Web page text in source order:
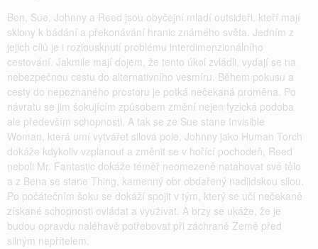
Ben, Sue, Johnny a Reed jsou obyčejní mladí outsideři, kteří mají
sklony k bádání a překonávání hranic známého světa. Jedním z
jejich cílů je i rozlousknutí problému interdimenzionálního
cestování. Jakmile mají dojem, že tento úkol zvládli, vydají se na
nebezpečnou cestu do alternativního vesmíru. Během pokusu a
cesty do nepoznaného prostoru je potká nečekaná proměna. Po
návratu se jim šokujícím způsobem změní nejen fyzická podoba
ale především schopnosti. A tak se ze Sue stane Invisible
Woman, která umí vytvářet silová pole, Johnny jako Human Torch
dokáže kdykoliv vzplanout a změnit se v hořící pochodeň, Reed
neboli Mr. Fantastic dokáže téměř neomezeně natahovat své tělo
a z Bena se stane Thing, kamenný obr obdařený nadlidskou silou.
Po počátečním šoku se dokáží spojit v tým, který se učí nečekaně
získané schopnosti ovládat a využívat. A brzy se ukáže, že je
budou opravdu naléhavě potřebovat při záchraně Země před
silným nepřítelem.